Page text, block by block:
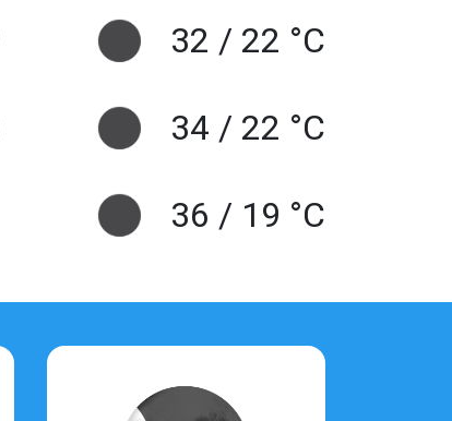
32 / 22 °C
34 / 22 °C
36 / 19 °C